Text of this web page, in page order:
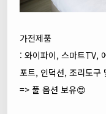
가전제품
: 와이파이, 스마트TV,
포트, 인덕션, 조리도구
=> 풀 옵션 보유😍